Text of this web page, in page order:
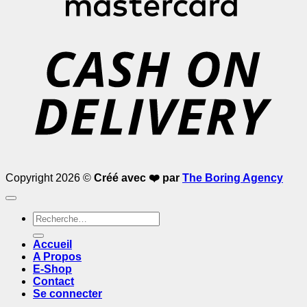
Copyright 2026 © Créé avec ❤️ par The Boring Agency
Recherche
pour :
Accueil
A Propos
E-Shop
Contact
Se connecter